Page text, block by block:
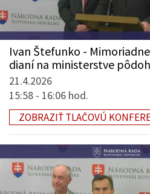
Ivan Štefunko -
dianí na ministerstve
21.4.2026
15:58 - 16:06 hod.
ZOBRAZIŤ TLAČOVÚ